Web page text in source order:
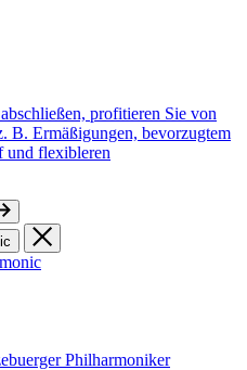
profitieren Sie von
B. Ermäßigungen, bevorzugtem
und flexibleren
Philharmoniker